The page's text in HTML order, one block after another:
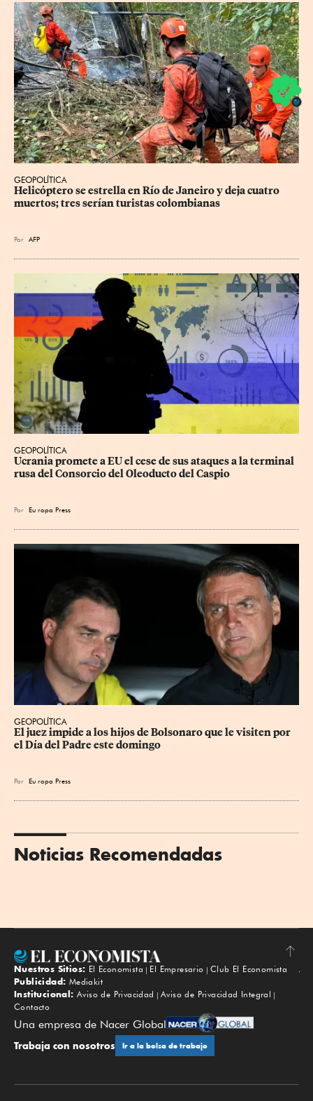
GEOPOLÍTICA
Helicóptero se estrella en Río de Janeiro y deja cuatro
muertos; tres serían turistas colombianas
Por AFP
GEOPOLÍTICA
Ucrania promete a EU el cese de sus ataques a la terminal
rusa del Consorcio del Oleoducto del Caspio
Por Eu ropa Press
GEOPOLÍTICA
El juez impide a los hijos de Bolsonaro que le visiten por
el Día del Padre este domingo
Por Eu ropa Press
Noticias Recomendadas
Subir
Nuestros Sitios: El Economista El Empresario
Club El Economista
Publicidad: Mediakit
Institucional: Aviso de Privacidad
Aviso de Privacidad Integral
Contacto
Una empresa de Nacer Global
Trabaja con nosotros Ir a la bolsa de trabajo